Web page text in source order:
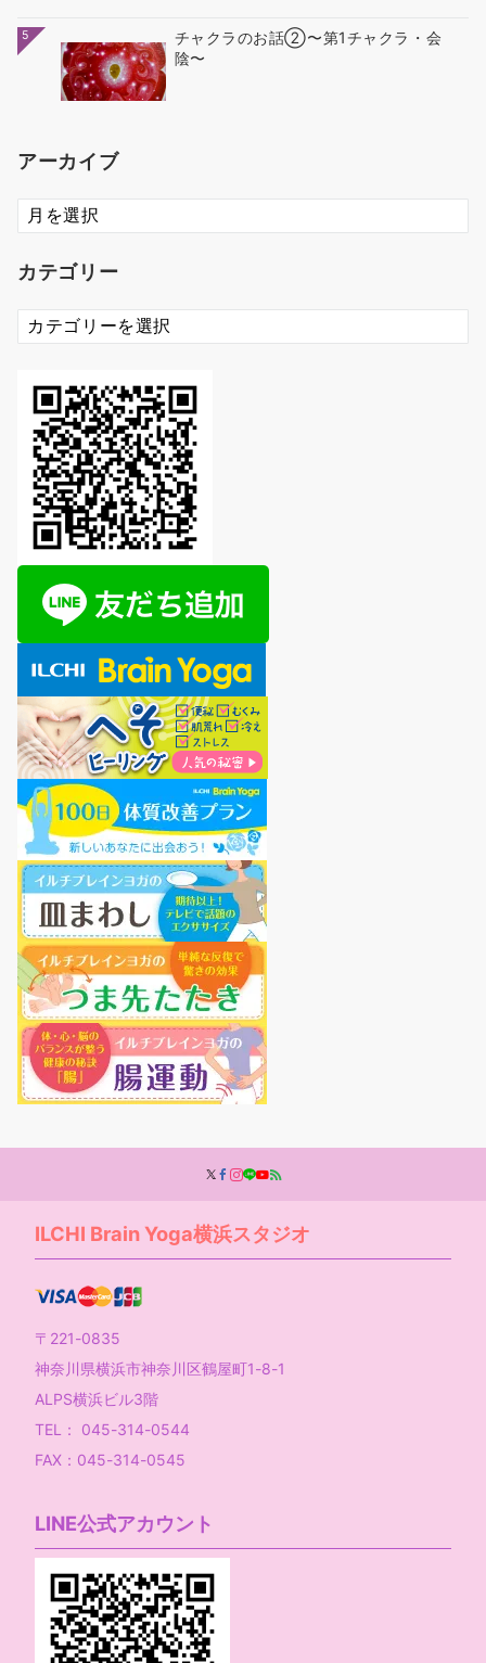
5
チャクラのお話②〜第1チャクラ・会
陰〜
アーカイブ
ア
ー
イ
カテゴリー
カ
テ
ILCHI Brain Yoga横浜スタジオ
〒221-0835
神奈川県横浜市神奈川区鶴屋町1-8-1
ALPS横浜ビル3階
TEL： 045-314-0544
FAX：045-314-0545
LINE公式アカウント